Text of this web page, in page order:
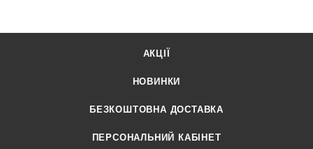
АКЦІЇ
НОВИНКИ
БЕЗКОШТОВНА ДОСТАВКА
ПЕРСОНАЛЬНИЙ КАБІНЕТ